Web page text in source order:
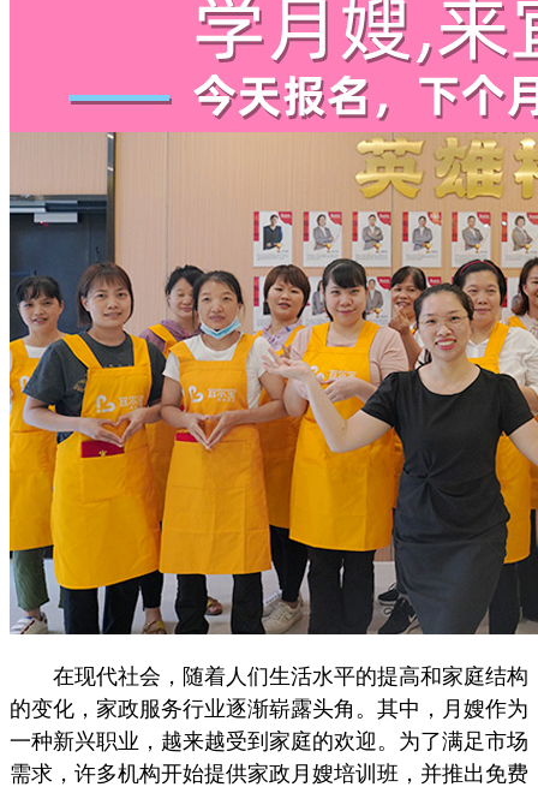
在现代社会，随着人们生活水平的提高和家庭结构
的变化，家政服务行业逐渐崭露头角。其中，月嫂作为
一种新兴职业，越来越受到家庭的欢迎。为了满足市场
需求，许多机构开始提供家政月嫂培训班，并推出免费